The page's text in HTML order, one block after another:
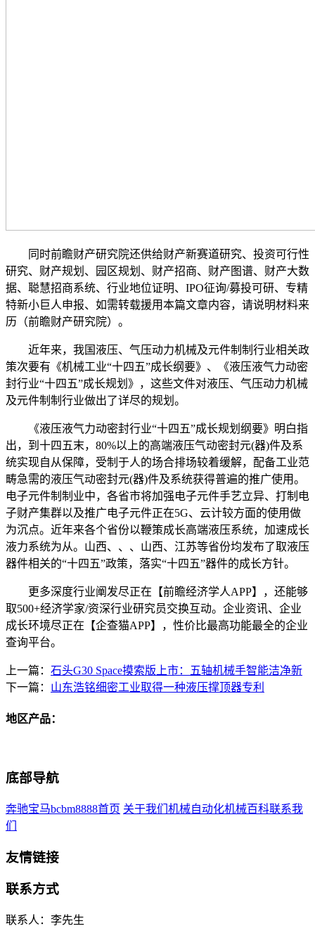
同时前瞻财产研究院还供给财产新赛道研究、投资可行性
研究、财产规划、园区规划、财产招商、财产图谱、财产大数
据、聪慧招商系统、行业地位证明、IPO征询/募投可研、专精
特新小巨人申报、如需转载援用本篇文章内容，请说明材料来
历（前瞻财产研究院）。
近年来，我国液压、气压动力机械及元件制制行业相关政
策次要有《机械工业“十四五”成长纲要》、《液压液气力动密
封行业“十四五”成长规划》，这些文件对液压、气压动力机械
及元件制制行业做出了详尽的规划。
《液压液气力动密封行业“十四五”成长规划纲要》明白指
出，到十四五末，80%以上的高端液压气动密封元(器)件及系
统实现自从保障，受制于人的场合排场较着缓解，配备工业范
畴急需的液压气动密封元(器)件及系统获得普遍的推广使用。
电子元件制制业中，各省市将加强电子元件手艺立异、打制电
子财产集群以及推广电子元件正在5G、云计较方面的使用做
为沉点。近年来各个省份以鞭策成长高端液压系统，加速成长
液力系统为从。山西、、、山西、江苏等省份均发布了取液压
器件相关的“十四五”政策，落实“十四五”器件的成长方针。
更多深度行业阐发尽正在【前瞻经济学人APP】，还能够
取500+经济学家/资深行业研究员交换互动。企业资讯、企业
成长环境尽正在【企查猫APP】，性价比最高功能最全的企业
查询平台。
上一篇： 石头G30 Space摸索版上市：五轴机械手智能洁净新
下一篇： 山东浩铭细密工业取得一种液压撑顶器专利
地区产品：
底部导航
奔驰宝马bcbm8888首页 关于我们 机械自动化机械百科联系我
们
友情链接
联系方式
联系人：李先生